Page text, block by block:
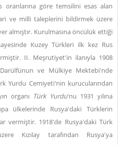
oranlarına göre temsilini esas alan
ve milli taleplerini bildirmek üzere
almıştır. Kurulmasına öncülük ettiği
Kuzey Türkleri ilk kez Rus
II. Meşrutiyet'in ilanıyla 1908
ve Mülkiye Mektebi'nde
Yurdu Cemiyeti'nin kurucularından
organı Türk Yurdu'nu 1931 yılına
ülkelerinde Rusya'daki Türklerin
vermiştir. 1918'de Rusya'daki Türk
Kızılay tarafından Rusya'ya